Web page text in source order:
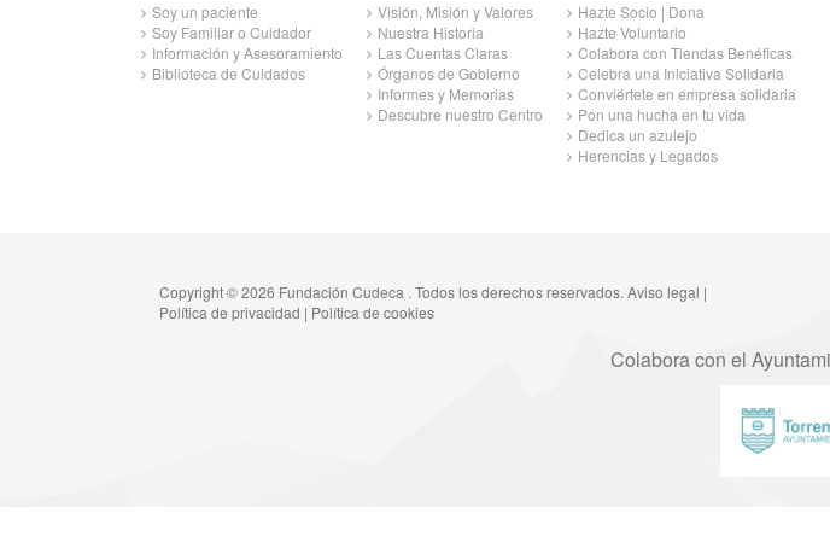
Soy un paciente
Soy Familiar o Cuidador
Información y Asesoramiento
Biblioteca de Cuidados
Visión, Misión y Valores
Nuestra Historia
Las Cuentas Claras
Órganos de Gobierno
Informes y Memorias
Descubre nuestro Centro
Hazte Socio | Dona
Hazte Voluntario
Colabora con Tiendas Benéficas
Celebra una Iniciativa Solidaria
Conviértete en empresa solidaria
Pon una hucha en tu vida
Dedica un azulejo
Herencias y Legados
Copyright © 2026 Fundación Cudeca . Todos los derechos reservados. Aviso legal |
Política de privacidad | Política de cookies
Colabora con el